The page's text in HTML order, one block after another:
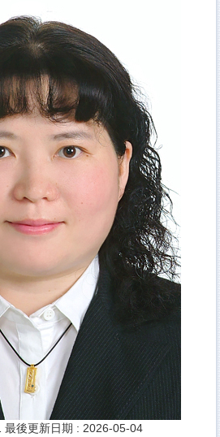
最後更新日期 : 2026-05-04